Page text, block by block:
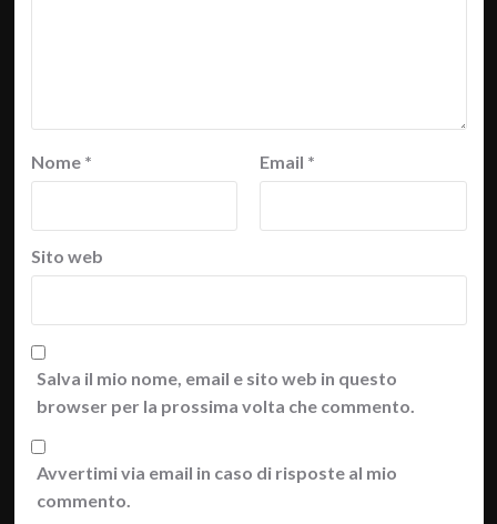
Nome * Email *
Sito web
Salva il mio nome, email e sito web in questo
browser per la prossima volta che commento.
Avvertimi via email in caso di risposte al mio
commento.